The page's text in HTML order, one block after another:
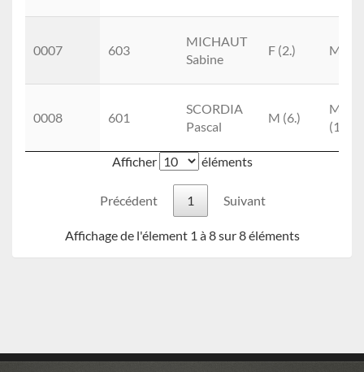
0007 603
MICHAUT
Sabine
F (2.) M3F
0008 601
SCORDIA
Pascal
M (6.)
M4M
(1.)
Afficher éléments
Précédent 1 Suivant
Affichage de l'élement 1 à 8 sur 8 éléments